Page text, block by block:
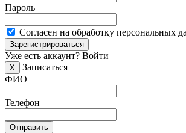
Пароль
Согласен на обработку персональных
Зарегистрироваться
Уже есть аккаунт? Войти
X
Записаться
ФИО
Телефон
Отправить